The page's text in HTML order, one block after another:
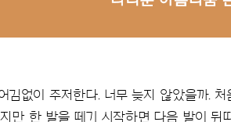
김없이 주저한다. 너무 늦지 않았을까.
만 한 발을 떼기 시작하면 다음 발이 뒤